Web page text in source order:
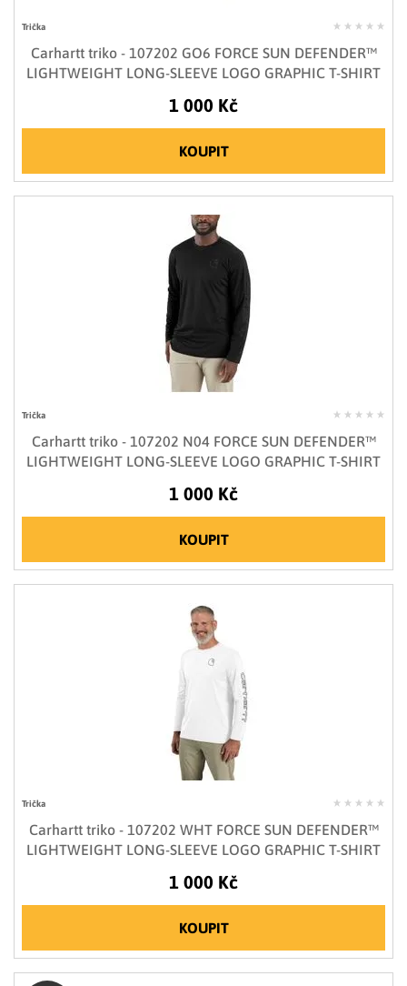
Trička
Carhartt triko - 107202 GO6 FORCE SUN DEFENDER™
LIGHTWEIGHT LONG-SLEEVE LOGO GRAPHIC T-SHIRT
1 000 Kč
KOUPIT
Trička
Carhartt triko - 107202 N04 FORCE SUN DEFENDER™
LIGHTWEIGHT LONG-SLEEVE LOGO GRAPHIC T-SHIRT
1 000 Kč
KOUPIT
Trička
Carhartt triko - 107202 WHT FORCE SUN DEFENDER™
LIGHTWEIGHT LONG-SLEEVE LOGO GRAPHIC T-SHIRT
1 000 Kč
KOUPIT